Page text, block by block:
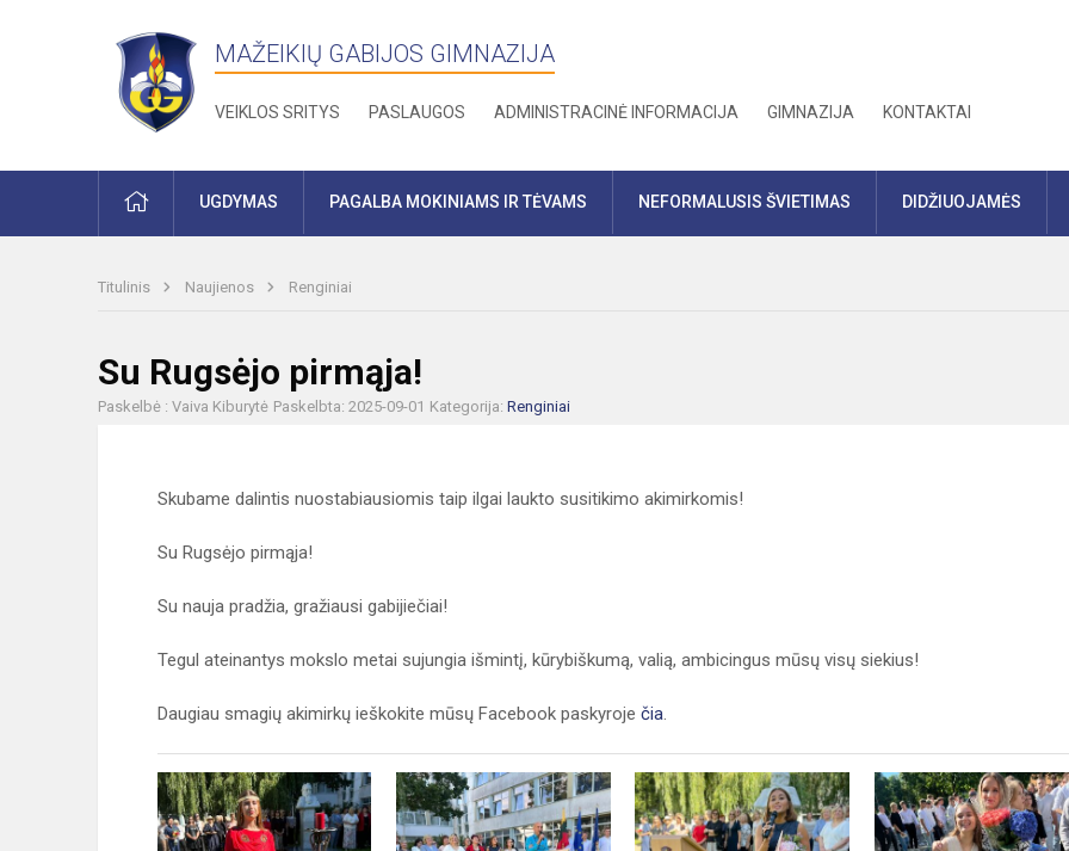
MAŽEIKIŲ GABIJOS GIMNAZIJA
VEIKLOS SRITYS PASLAUGOS ADMINISTRACINĖ INFORMACIJA GIMNAZIJA KONTAKTAI
PRADŽIAUGDYMAS PAGALBA MOKINIAMS IR TĖVAMS NEFORMALUSIS ŠVIETIMAS DIDŽIUOJAMĖS
Titulinis Naujienos Renginiai
Su Rugsėjo pirmąja!
Paskelbė : Vaiva Kiburytė Paskelbta: 2025-09-01 Kategorija: Renginiai
Skubame dalintis nuostabiausiomis taip ilgai laukto susitikimo akimirkomis!
Su Rugsėjo pirmąja!
Su nauja pradžia, gražiausi gabijiečiai!
Tegul ateinantys mokslo metai sujungia išmintį, kūrybiškumą, valią, ambicingus mūsų visų siekius!
Daugiau smagių akimirkų ieškokite mūsų Facebook paskyroje čia.